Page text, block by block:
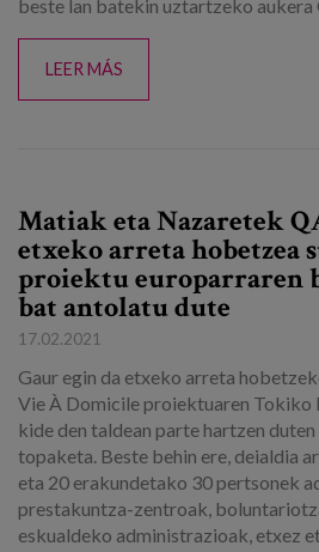
beste lan batekin uztartzeko aukera
LEER MÁS
Matiak eta Nazaretek
etxeko arreta hobetzea
proiektu europarraren
bat antolatu dute
17.02.2021
Gaur egin da etxeko arreta
Vie À Domicile proiektuaren
kide den taldean parte hartzen
topaketa. Beste behin ere, deialdia
eta 20 erakundetako 30 pertsonek
prestakuntza-zentroak,
eskualdeko administrazioak, etxez